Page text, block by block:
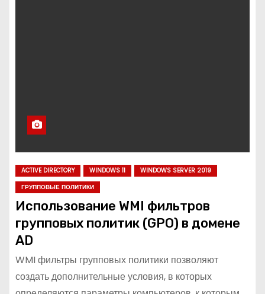
ACTIVE DIRECTORY WINDOWS 11
WINDOWS SERVER 2019
ГРУППОВЫЕ ПОЛИТИКИ
Использование WMI фильтров
групповых политик (GPO) в домене
AD
WMI фильтры групповых политики позволяют
создать дополнительные условия, в которых